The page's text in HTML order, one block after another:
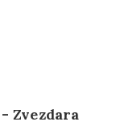
Zvezdara